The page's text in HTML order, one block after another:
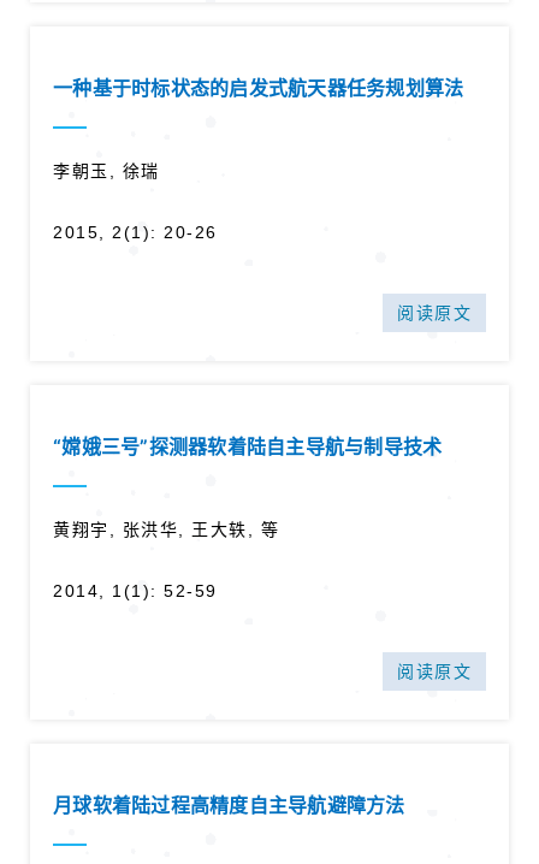
一种基于时标状态的启发式航天器任务规划算法
李朝玉, 徐瑞
2015, 2(1): 20-26
阅读原文
“嫦娥三号”探测器软着陆自主导航与制导技术
黄翔宇, 张洪华, 王大轶, 等
2014, 1(1): 52-59
阅读原文
月球软着陆过程高精度自主导航避障方法